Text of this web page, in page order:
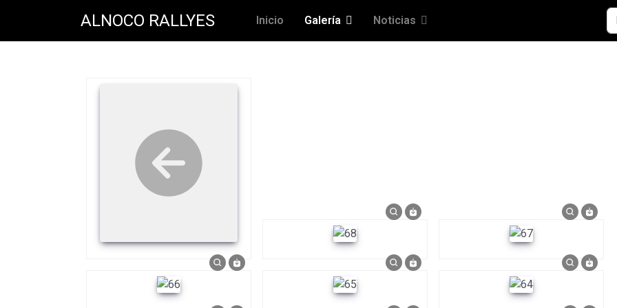
ALNOCO RALLYES Inicio Galería Noticias